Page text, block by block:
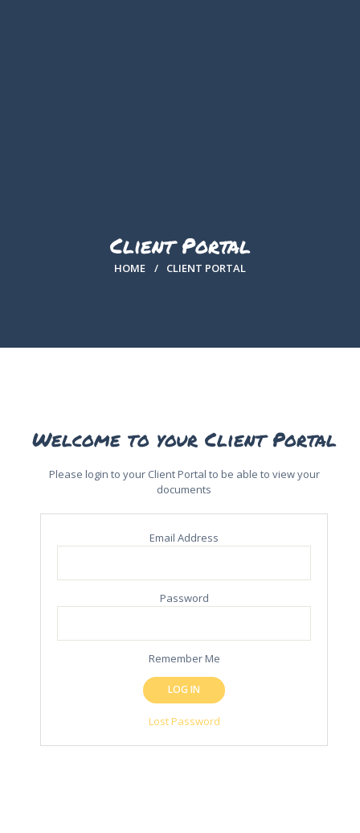
Client Portal
HOME CLIENT PORTAL
Welcome to your Client Portal
Please login to your Client Portal to be able to view your
documents
Email Address
Password
Remember Me
Lost Password